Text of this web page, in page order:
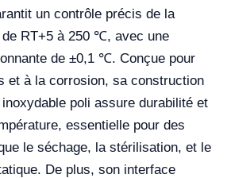
un contrôle précis de la
RT+5 à 250 ℃, avec une
de ±0,1 ℃. Conçue pour
et à la corrosion, sa construction
poli assure durabilité et
essentielle pour des
le séchage, la stérilisation, et le
De plus, son interface